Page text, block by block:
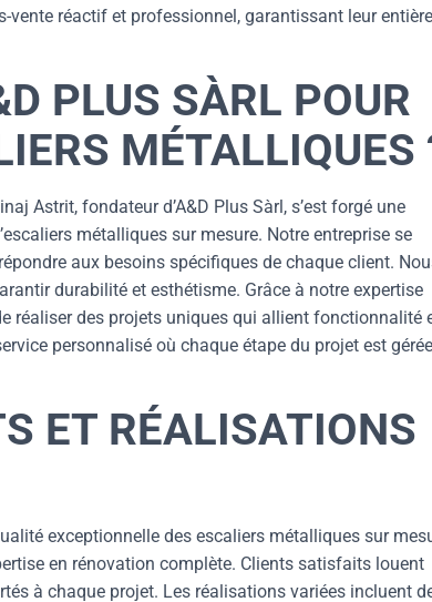
vente réactif et professionnel, garantissant leur entière
PLUS SÀRL POUR
MÉTALLIQUES
Astrit, fondateur d’A&D Plus Sàrl, s’est forgé une
métalliques sur mesure. Notre entreprise se
aux besoins spécifiques de chaque client.
durabilité et esthétisme. Grâce à notre expertise
réaliser des projets uniques qui allient fonctionnalité
personnalisé où chaque étape du projet est gérée
ET RÉALISATIONS
exceptionnelle des escaliers métalliques sur
en rénovation complète. Clients satisfaits louent
à chaque projet. Les réalisations variées incluent